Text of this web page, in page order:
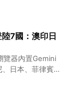
7國：澳印日
覽器內置Gemini
日本、菲律賓、
對亞太開發者意